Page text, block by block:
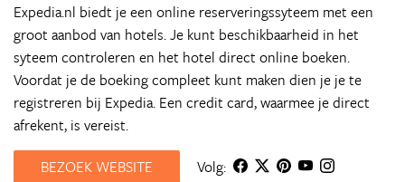
Expedia.nl biedt je een online reserveringssyteem met een
groot aanbod van hotels. Je kunt beschikbaarheid in het
syteem controleren en het hotel direct online boeken.
Voordat je de boeking compleet kunt maken dien je je te
registreren bij Expedia. Een credit card, waarmee je direct
afrekent, is vereist.
BEZOEK WEBSITE
Volg: